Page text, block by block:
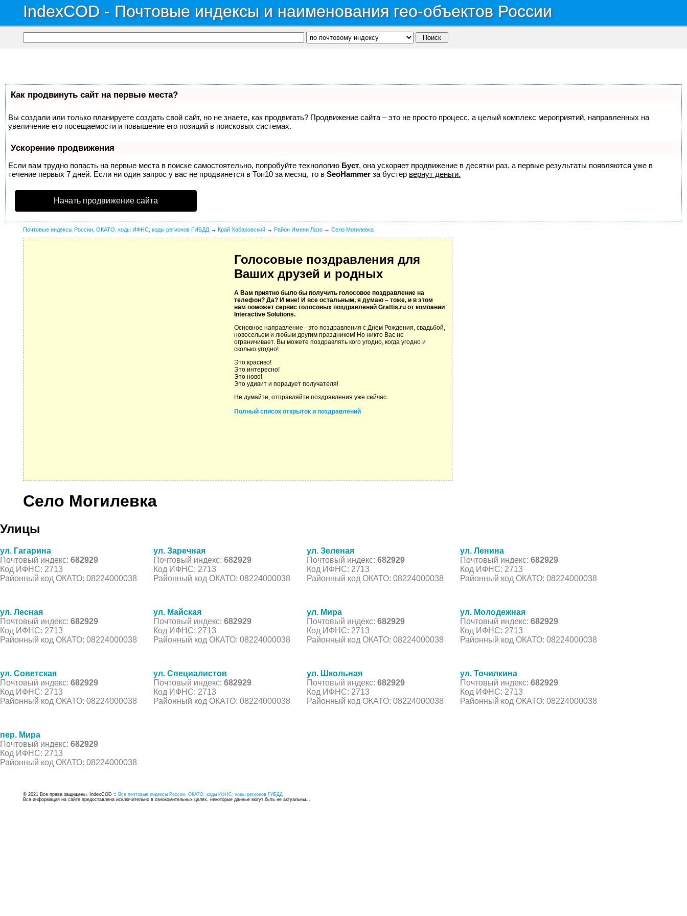
IndexCOD - Почтовые индексы и наименования гео-объектов России
Как продвинуть сайт на первые места?
Вы создали или только планируете создать свой сайт, но не знаете, как продвигать? Продвижение сайта – это не просто процесс, а целый комплекс мероприятий, направленных на
увеличение его посещаемости и повышение его позиций в поисковых системах.
Ускорение продвижения
Если вам трудно попасть на первые места в поиске самостоятельно, попробуйте технологию Буст, она ускоряет продвижение в десятки раз, а первые результаты появляются уже в
течение первых 7 дней. Если ни один запрос у вас не продвинется в Топ10 за месяц, то в SeoHammer за бустер вернут деньги.
Начать продвижение сайта
Почтовые индексы России, ОКАТО, коды ИФНС, коды регионов ГИБДД → Край Хабаровский → Район Имени Лазо → Село Могилевка
Голосовые поздравления для
Ваших друзей и родных
А Вам приятно было бы получить голосовое поздравление на
телефон? Да? И мне! И все остальным, я думаю – тоже, и в этом
нам поможет сервис голосовых поздравлений Grattis.ru от компании
Interactive Solutions.
Основное направление - это поздравления с Днем Рождения, свадьбой,
новосельем и любым другим праздником! Но никто Вас не
ограничивает. Вы можете поздравлять кого угодно, когда угодно и
сколько угодно!
Это красиво!
Это интересно!
Это ново!
Это удивит и порадует получателя!
Не думайте, отправляйте поздравления уже сейчас.
Полный список открыток и поздравлений
Село Могилевка
Улицы
ул. Гагарина
Почтовый индекс: 682929
Код ИФНС: 2713
Районный код ОКАТО: 08224000038
ул. Заречная
Почтовый индекс: 682929
Код ИФНС: 2713
Районный код ОКАТО: 08224000038
ул. Зеленая
Почтовый индекс: 682929
Код ИФНС: 2713
Районный код ОКАТО: 08224000038
ул. Ленина
Почтовый индекс: 682929
Код ИФНС: 2713
Районный код ОКАТО: 08224000038
ул. Лесная
Почтовый индекс: 682929
Код ИФНС: 2713
Районный код ОКАТО: 08224000038
ул. Майская
Почтовый индекс: 682929
Код ИФНС: 2713
Районный код ОКАТО: 08224000038
ул. Мира
Почтовый индекс: 682929
Код ИФНС: 2713
Районный код ОКАТО: 08224000038
ул. Молодежная
Почтовый индекс: 682929
Код ИФНС: 2713
Районный код ОКАТО: 08224000038
ул. Советская
Почтовый индекс: 682929
Код ИФНС: 2713
Районный код ОКАТО: 08224000038
ул. Специалистов
Почтовый индекс: 682929
Код ИФНС: 2713
Районный код ОКАТО: 08224000038
ул. Школьная
Почтовый индекс: 682929
Код ИФНС: 2713
Районный код ОКАТО: 08224000038
ул. Точилкина
Почтовый индекс: 682929
Код ИФНС: 2713
Районный код ОКАТО: 08224000038
пер. Мира
Почтовый индекс: 682929
Код ИФНС: 2713
Районный код ОКАТО: 08224000038
© 2021 Все права защищены. IndexCOD :: Все почтовые индексы России, ОКАТО, коды ИФНС, коды регионов ГИБДД
Вся информация на сайте предоставлена исключительно в ознокомительных целях, некоторые данные могут быть не актуальны...